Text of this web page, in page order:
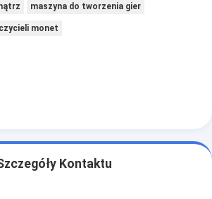
maszyna do tworzenia gier
monet
Kontaktu